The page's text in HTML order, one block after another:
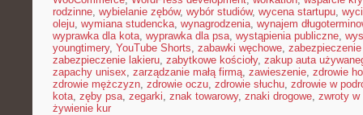
rodzinne, wybielanie zębów, wybór studiów, wycena startupu,
oleju, wymiana studencka, wynagrodzenia, wynajem
wyprawka dla kota, wyprawka dla psa, wystąpienia publiczne,
youngtimery, YouTube Shorts, zabawki węchowe,
zabezpieczenie lakieru, zabytkowe kościoły, zakup auta
zapachy unisex, zarządzanie małą firmą, zawieszenie, zdrowie
zdrowie mężczyzn, zdrowie oczu, zdrowie słuchu, zdrowie w
kota, zęby psa, zegarki, znak towarowy, znaki drogowe, zwroty w
żywienie kur